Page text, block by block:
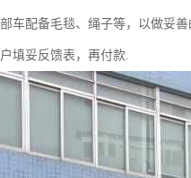
车配备毛毯、绳子等，以做妥
填妥反馈表，再付款.